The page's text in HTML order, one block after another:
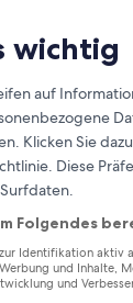
jede
wichtig
auf
Klicken Sie
Diese
Folgendes
Identifikation aktiv
und Inhalte,
und